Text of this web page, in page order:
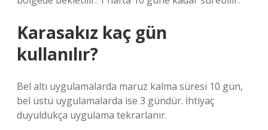
Karasakız kaç gün
kullanılır?
Bel altı uygulamalarda maruz kalma süresi 10 gün,
bel üstü uygulamalarda ise 3 gündür. İhtiyaç
duyuldukça uygulama tekrarlanır.